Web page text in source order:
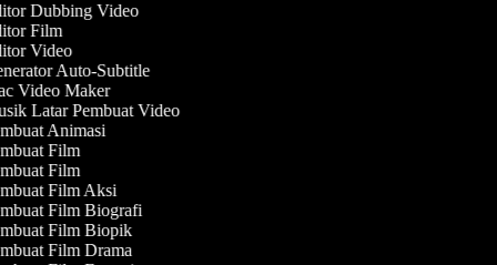
Dubbing Video
Film
Video
Auto-Subtitle
Video Maker
Latar Pembuat Video
Animasi
Film
Film
Film Aksi
Film Biografi
Film Biopik
Film Drama